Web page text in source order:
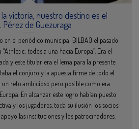
victoria, nuestro destino es el
de Guezuraga
en el periódico municipal BILBAO el pasado
todos a una hacia Europa”. Era el
y este titular era el lema para la presente
el conjuro y la apuesta firme de todo el
un reto ambicioso pero posible como era
En alcanzar este logro habían puesto
y los jugadores, toda su ilusión los socios
las instituciones y los patrocinadores.